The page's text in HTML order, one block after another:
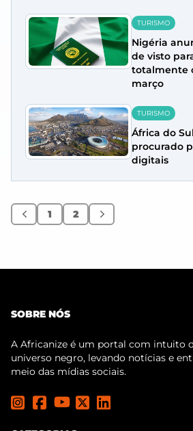
TURISMO
Nigéria
de visto
totalmente
março
TURISMO
África do
procurado
digitais
Anterior
1 2 Próximo
SOBRE NÓS
A Africanize é um portal com intuito
universo negro, levando notícias e
meio das mídias sociais.